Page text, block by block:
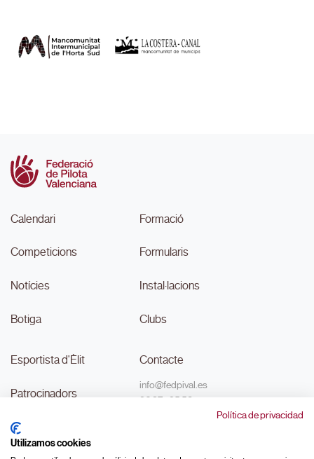
Política de privacidad
Utilizamos cookies
Calendari
Competicions
Notícies
Botiga
Formació
Formularis
Instal·lacions
Clubs
Esportista d'Èlit
Patrocinadors
Transparència
Contacte
info@fedpival.es
96 374 95 58
C/Marqués de Sant Joan nº 32,